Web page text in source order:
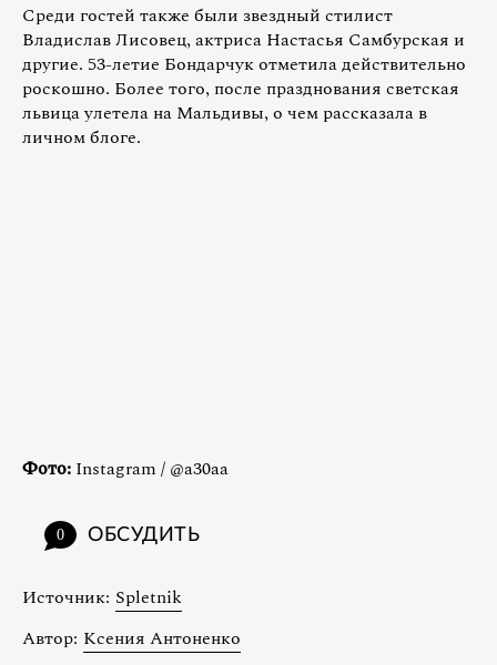
Среди гостей также были звездный стилист
Владислав Лисовец, актриса Настасья Самбурская и
другие. 53-летие Бондарчук отметила действительно
роскошно. Более того, после празднования светская
львица улетела на Мальдивы, о чем рассказала в
личном блоге.
Фото: Instagram / @a30aa
0 ОБСУДИТЬ
Источник: Spletnik
Автор: Ксения Антоненко